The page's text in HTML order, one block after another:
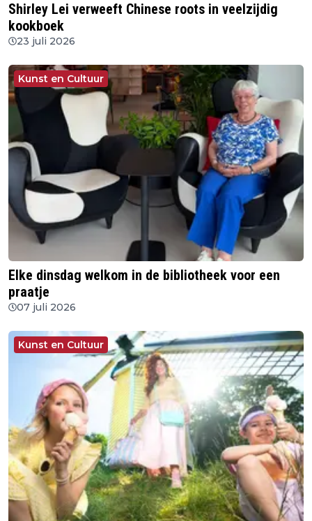
Shirley Lei verweeft Chinese roots in veelzijdig
kookboek
23 juli 2026
Kunst en Cultuur
Elke dinsdag welkom in de bibliotheek voor een
praatje
07 juli 2026
Kunst en Cultuur